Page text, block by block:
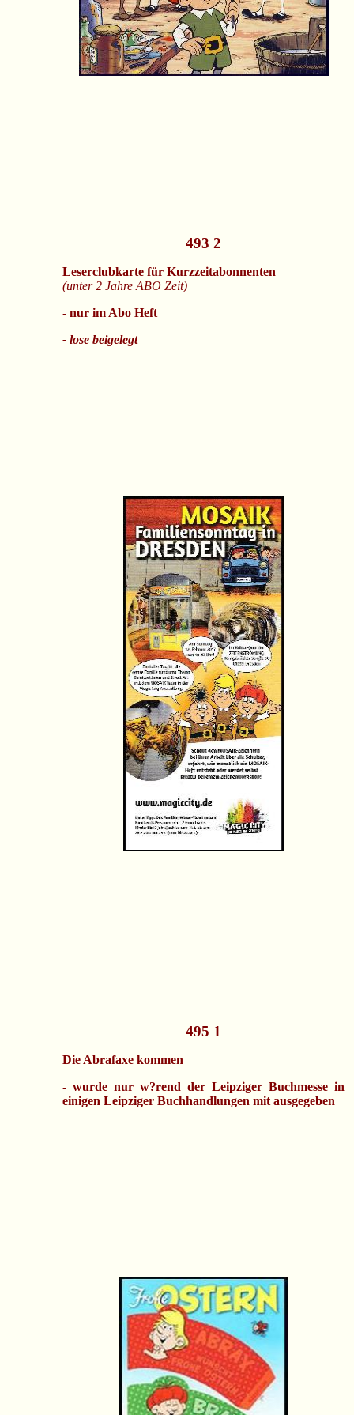
493 2
Leserclubkarte für Kurzzeitabonnenten
(unter 2 Jahre ABO Zeit)
- nur im Abo Heft
- lose beigelegt
495 1
Die Abrafaxe kommen
- wurde nur w?rend der Leipziger Buchmesse in
einigen Leipziger Buchhandlungen mit ausgegeben